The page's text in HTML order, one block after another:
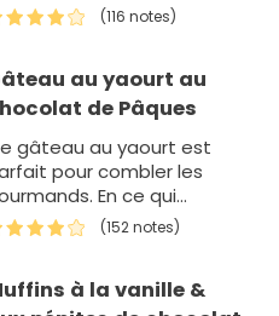
(116 notes)
au yaourt au
de Pâques
gâteau au yaourt est
pour combler les
En ce qui
les ingrédients
de ce gâteau,
(152 notes)
à la vanille &